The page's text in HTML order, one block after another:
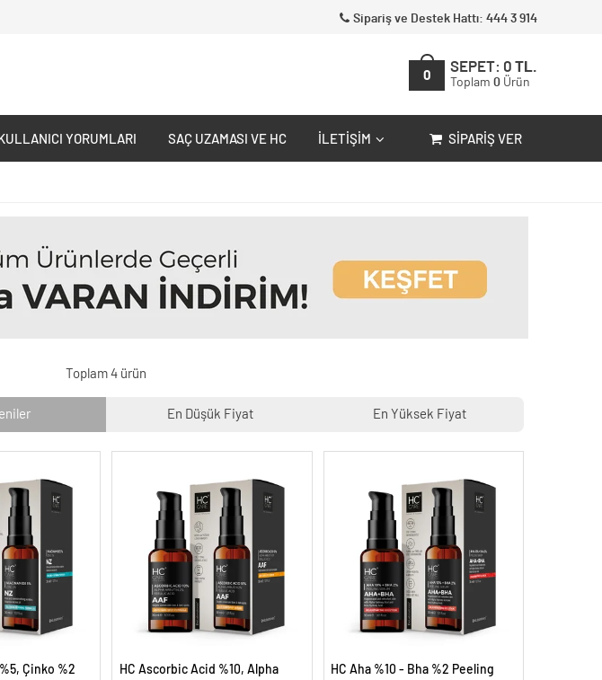
Sipariş ve Destek Hattı: 444 3 914
0
SEPET: 0 TL.
Toplam 0 Ürün
KULLANICI YORUMLARI SAÇ UZAMASI VE HC İLETIŞIM SIPARIŞ VER
Toplam 4 ürün
En Düşük Fiyat En Yüksek Fiyat
Çinko %2
HC Ascorbic Acid %10, Alpha
HC Aha %10 - Bha %2 Peeling